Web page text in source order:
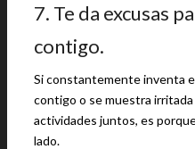
7. Te da excusas
contigo.
Si constantemente inventa
contigo o se muestra
actividades juntos, es
lado.